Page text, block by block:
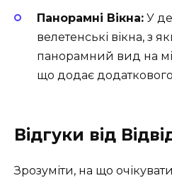
Панорамні Вікна: У
велетенські вікна, з
панорамний вид на
що додає
Відгуки від
Зрозуміти, на що